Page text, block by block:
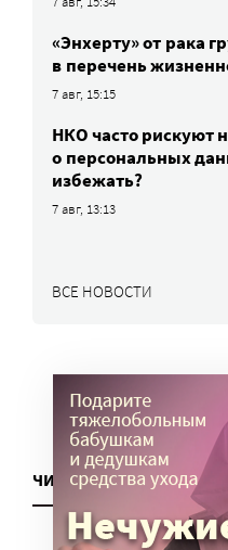
«Энхерту» от рака
в перечень
7 авг, 15:15
НКО часто рискуют
о персональных
избежать?
7 авг, 13:13
ВСЕ НОВОСТИ
ЧИТАТЬ ЕЩЕ